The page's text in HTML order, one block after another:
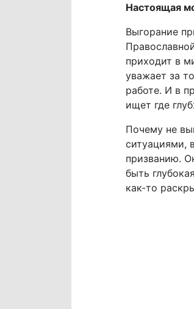
Настоящая
Выгорание
приходит в
уважает за
работе. И в
ищет где
Почему не
ситуациями,
призванию.
быть
как-то